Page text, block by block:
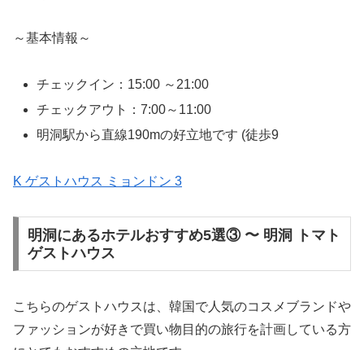
～基本情報～
チェックイン：15:00 ～21:00
チェックアウト：7:00～11:00
明洞駅から直線190mの好立地です (徒歩9
K ゲストハウス ミョンドン 3
明洞にあるホテルおすすめ5選③ 〜 明洞 トマト
ゲストハウス
こちらのゲストハウスは、韓国で人気のコスメブランドや
ファッションが好きで買い物目的の旅行を計画している方